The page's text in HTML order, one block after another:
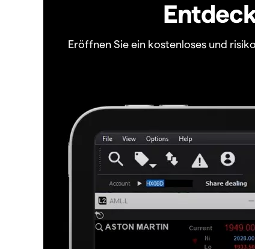
Eröffnen Sie ein kostenloses und